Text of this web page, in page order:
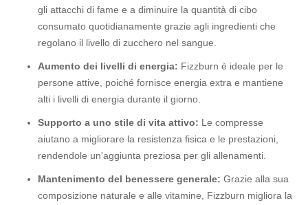
gli attacchi di fame e a diminuire la quantità di cibo
consumato quotidianamente grazie agli ingredienti che
regolano il livello di zucchero nel sangue.
Aumento dei livelli di energia: Fizzburn è ideale per le
persone attive, poiché fornisce energia extra e mantiene
alti i livelli di energia durante il giorno.
Supporto a uno stile di vita attivo: Le compresse
aiutano a migliorare la resistenza fisica e le prestazioni,
rendendole un'aggiunta preziosa per gli allenamenti.
Mantenimento del benessere generale: Grazie alla sua
composizione naturale e alle vitamine, Fizzburn migliora la